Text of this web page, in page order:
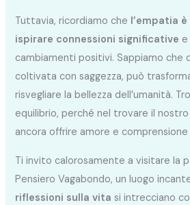
Tuttavia, ricordiamo che l’empatia
ispirare connessioni significative
cambiamenti positivi. Sappiamo che
coltivata con saggezza, può
risvegliare la bellezza dell’umanità.
equilibrio, perché nel trovare il
ancora offrire amore e comprensione
Ti invito calorosamente a visitare la
Pensiero Vagabondo, un luogo
riflessioni sulla vita si intrecciano